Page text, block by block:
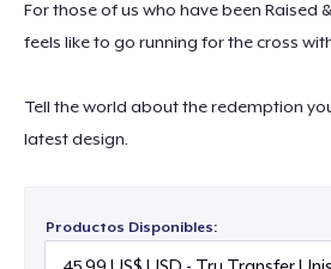
For those of us who have been Raised
feels like to go running for the cross
Tell the world about the redemption
latest design.
Productos Disponibles: